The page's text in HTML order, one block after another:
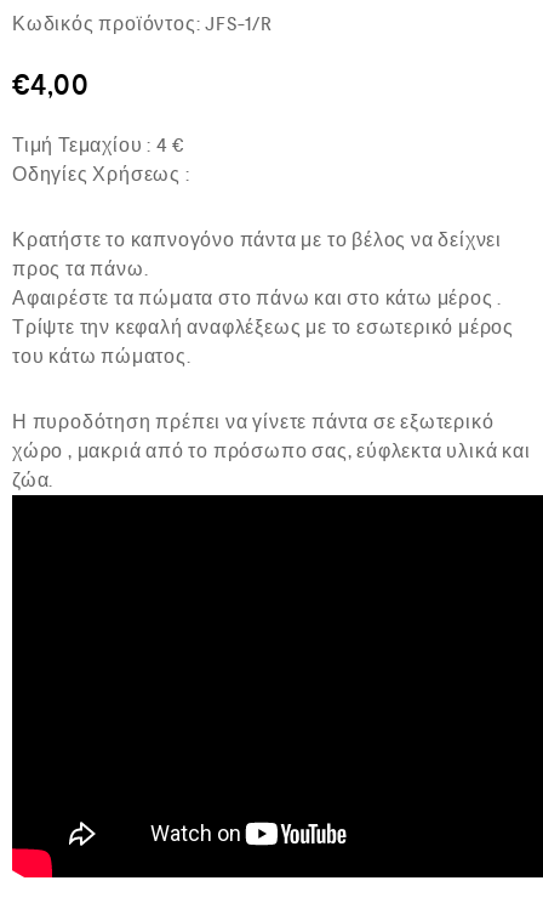
Κωδικός προϊόντος: JFS-1/R
€4,00
Τιμή Τεμαχίου : 4 €
Οδηγίες Χρήσεως :
Κρατήστε το καπνογόνο πάντα με το βέλος να δείχνει
προς τα πάνω.
Αφαιρέστε τα πώματα στο πάνω και στο κάτω μέρος .
Τρίψτε την κεφαλή αναφλέξεως με το εσωτερικό μέρος
του κάτω πώματος.
Η πυροδότηση πρέπει να γίνετε πάντα σε εξωτερικό
χώρο , μακριά από το πρόσωπο σας, εύφλεκτα υλικά και
ζώα.